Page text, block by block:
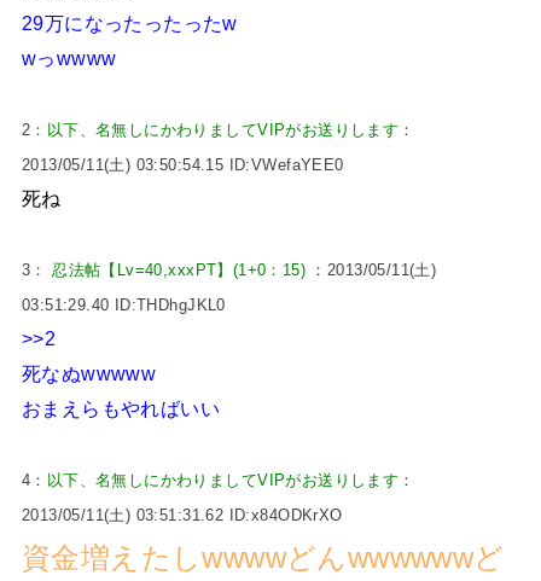
29万になったったったw
wっwwww
2： 以下、名無しにかわりましてVIPがお送りします ：
2013/05/11(土) 03:50:54.15 ID:VWefaYEE0
死ね
3： 忍法帖【Lv=40,xxxPT】(1+0：15) ：2013/05/11(土)
03:51:29.40 ID:THDhgJKL0
>>2
死なぬwwwww
おまえらもやればいい
4： 以下、名無しにかわりましてVIPがお送りします ：
2013/05/11(土) 03:51:31.62 ID:x84ODKrXO
資金増えたしwwwwどんwwwwwwど